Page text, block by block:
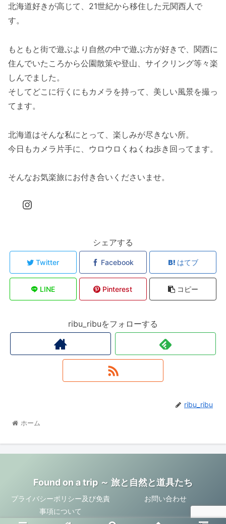
北海道好きが高じて、21世紀から移住した元関西人で
す。
もともと街で遊ぶより自然の中で遊ぶ方が好きで、関西に
住んでいたころから公園散策や登山、サイクリング等々楽
しんでました。
そしてどこに行くにもカメラを持って、美しい風景を撮っ
てます。
北海道はそんな私にとって、楽しみが尽きない所。
今日もカメラ片手に、ウロウロくねくね歩き回ってます。
そんなお気楽旅にお付き合いくださいませ。
Instagram
シェアする
Twitter Facebook はてブ
LINE Pinterest コピー
ribu_ribuをフォローする
ribu_ribu
ホーム
Found on a trip ～ 旅と自然と道具たち
プライバシーポリシー及び免責
事項について
お問い合わせ